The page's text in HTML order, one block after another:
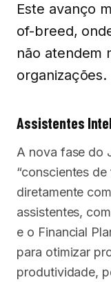
Este avanço
of-breed,
não atendem
organizações.
Assistentes
A nova fase do
“conscientes
diretamente
assistentes,
e o Financial
para otimizar
produtividade,